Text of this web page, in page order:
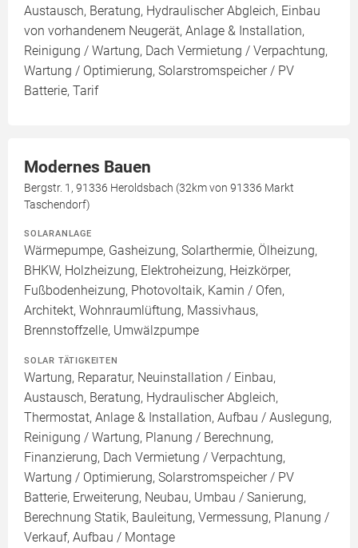
Austausch, Beratung, Hydraulischer Abgleich, Einbau
von vorhandenem Neugerät, Anlage & Installation,
Reinigung / Wartung, Dach Vermietung / Verpachtung,
Wartung / Optimierung, Solarstromspeicher / PV
Batterie, Tarif
Modernes Bauen
Bergstr. 1, 91336 Heroldsbach (32km von 91336 Markt
Taschendorf)
SOLARANLAGE
Wärmepumpe, Gasheizung, Solarthermie, Ölheizung,
BHKW, Holzheizung, Elektroheizung, Heizkörper,
Fußbodenheizung, Photovoltaik, Kamin / Ofen,
Architekt, Wohnraumlüftung, Massivhaus,
Brennstoffzelle, Umwälzpumpe
SOLAR TÄTIGKEITEN
Wartung, Reparatur, Neuinstallation / Einbau,
Austausch, Beratung, Hydraulischer Abgleich,
Thermostat, Anlage & Installation, Aufbau / Auslegung,
Reinigung / Wartung, Planung / Berechnung,
Finanzierung, Dach Vermietung / Verpachtung,
Wartung / Optimierung, Solarstromspeicher / PV
Batterie, Erweiterung, Neubau, Umbau / Sanierung,
Berechnung Statik, Bauleitung, Vermessung, Planung /
Verkauf, Aufbau / Montage